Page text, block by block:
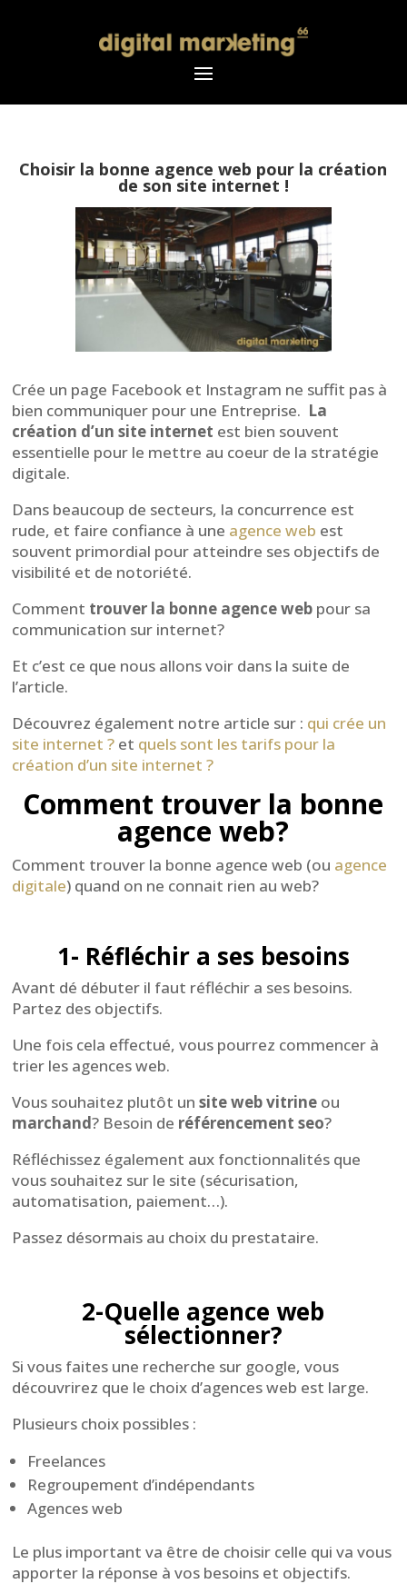
Choisir la bonne agence web pour la création
de son site internet !
Crée un page Facebook et Instagram ne suffit pas à
bien communiquer pour une Entreprise. La
création d’un site internet est bien souvent
essentielle pour le mettre au coeur de la stratégie
digitale.
Dans beaucoup de secteurs, la concurrence est
rude, et faire confiance à une agence web est
souvent primordial pour atteindre ses objectifs de
visibilité et de notoriété.
Comment trouver la bonne agence web pour sa
communication sur internet?
Et c’est ce que nous allons voir dans la suite de
l’article.
Découvrez également notre article sur : qui crée un
site internet ? et quels sont les tarifs pour la
création d’un site internet ?
Comment trouver la bonne
agence web?
Comment trouver la bonne agence web (ou agence
digitale) quand on ne connait rien au web?
1- Réfléchir a ses besoins
Avant dé débuter il faut réfléchir a ses besoins.
Partez des objectifs.
Une fois cela effectué, vous pourrez commencer à
trier les agences web.
Vous souhaitez plutôt unsite web vitrine ou
marchand? Besoin de référencement seo?
Réfléchissez également aux fonctionnalités que
vous souhaitez sur le site (sécurisation,
automatisation, paiement…).
Passez désormais au choix du prestataire.
2-Quelle agence web
sélectionner?
Si vous faites une recherche sur google, vous
découvrirez que le choix d’agences web est large.
Plusieurs choix possibles :
Freelances
Regroupement d’indépendants
Agences web
Le plus important va être de choisir celle qui va vous
apporter la réponse à vos besoins et objectifs.